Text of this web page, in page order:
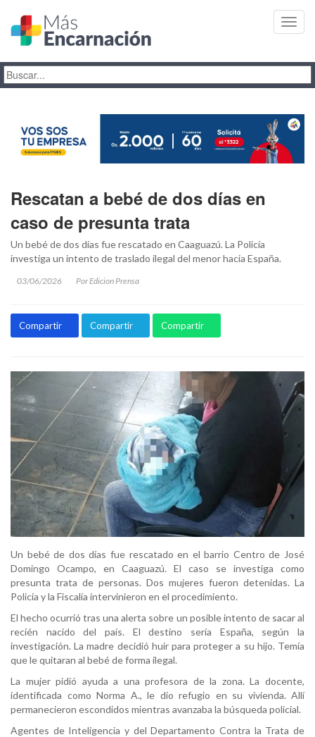
Rescatan a bebé de dos días en
caso de presunta trata
Un bebé de dos días fue rescatado en Caaguazú. La Policía
investiga un intento de traslado ilegal del menor hacia España.
03/06/2026 Por Edicion Prensa
Compartir Compartir Compartir
Un bebé de dos días fue rescatado en el barrio Centro de José
Domingo Ocampo, en Caaguazú. El caso se investiga como
presunta trata de personas. Dos mujeres fueron detenidas. La
Policía y la Fiscalía intervinieron en el procedimiento.
El hecho ocurrió tras una alerta sobre un posible intento de sacar al
recién nacido del país. El destino sería España, según la
investigación. La madre decidió huir para proteger a su hijo. Temía
que le quitaran al bebé de forma ilegal.
La mujer pidió ayuda a una profesora de la zona. La docente,
identificada como Norma A., le dio refugio en su vivienda. Allí
permanecieron escondidos mientras avanzaba la búsqueda policial.
Agentes de Inteligencia y del Departamento Contra la Trata de